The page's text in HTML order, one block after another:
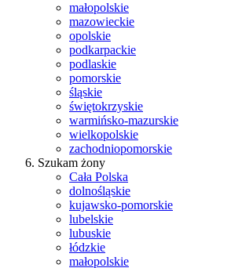
małopolskie
mazowieckie
opolskie
podkarpackie
podlaskie
pomorskie
śląskie
świętokrzyskie
warmińsko-mazurskie
wielkopolskie
zachodniopomorskie
Szukam żony
Cała Polska
dolnośląskie
kujawsko-pomorskie
lubelskie
lubuskie
łódzkie
małopolskie